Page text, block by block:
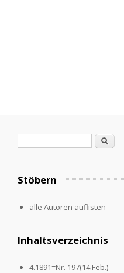
Search
Stöbern
alle Autoren auflisten
Inhaltsverzeichnis
4.1891=Nr. 197(14.Feb.)